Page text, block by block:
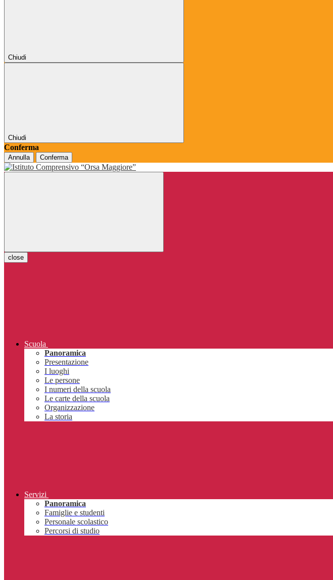
Chiudi
Chiudi
Conferma
Annulla Conferma
close
Scuola
Panoramica
Presentazione
I luoghi
Le persone
I numeri della scuola
Le carte della scuola
Organizzazione
La storia
Servizi
Panoramica
Famiglie e studenti
Personale scolastico
Percorsi di studio